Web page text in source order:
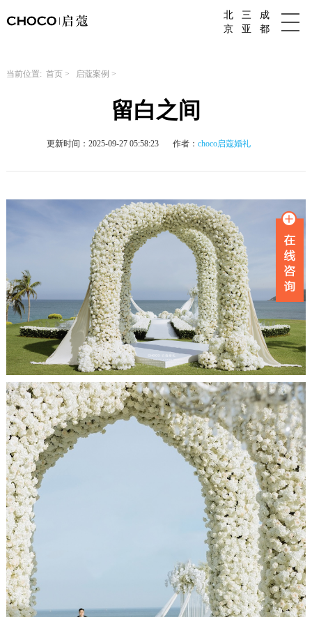
北
京
三
亚
成
都
当前位置: 首页> 启蔻案例 >
留白之间
更新时间：2025-09-27 05:58:23 作者：choco启蔻婚礼